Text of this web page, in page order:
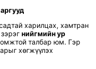
харилцах, хамтран
нийгмийн ур
талбар юм. Гэр
хөгжүүлэх